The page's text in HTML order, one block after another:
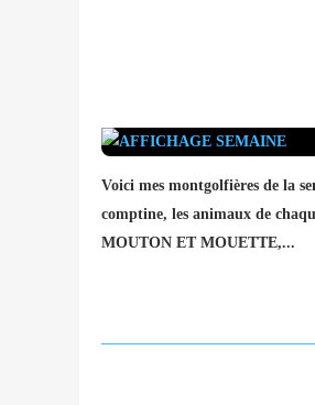
Voici mes montgolfières de la
comptine, les animaux de
MOUTON ET MOUETTE,...